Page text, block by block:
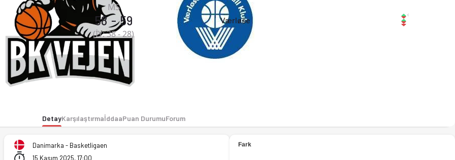
MS
58 - 59
(İY:38-28)
Værløse
DetayKarşılaştırmaİddaaPuan DurumuForum
Danimarka - Basketligaen
15 Kasım 2025, 17:00